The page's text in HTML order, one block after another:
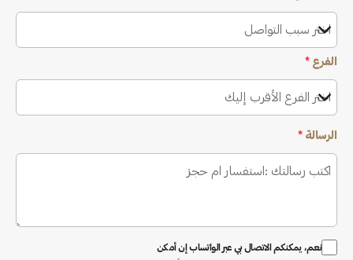
اختر سبب التواصل
الفرع *
اختر الفرع الأقرب إليك
الرسالة *
نعم، يمكنكم الاتصال بي عبر الواتساب إن أمكن